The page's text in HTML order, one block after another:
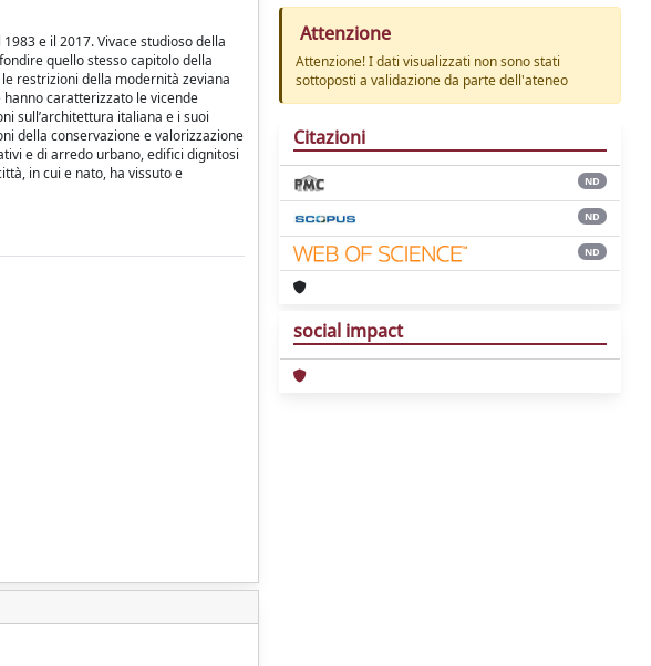
e il 2017. Vivace studioso della
quello stesso capitolo della
restrizioni della modernità zeviana
caratterizzato le vicende
sull’architettura italiana e i suoi
della conservazione e valorizzazione
e di arredo urbano, edifici dignitosi
in cui e nato, ha vissuto e
Attenzione
Attenzione! I dati visualizzati non sono stati
sottoposti a validazione da parte dell'ateneo
Citazioni
ND
ND
ND
social impact